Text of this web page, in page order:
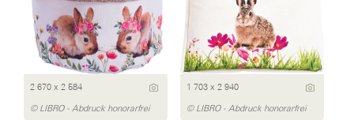
2 670 x 2 584
© LIBRO - Abdruck honorarfrei
1 703 x 2 940
© LIBRO - Abdruck honorarfrei